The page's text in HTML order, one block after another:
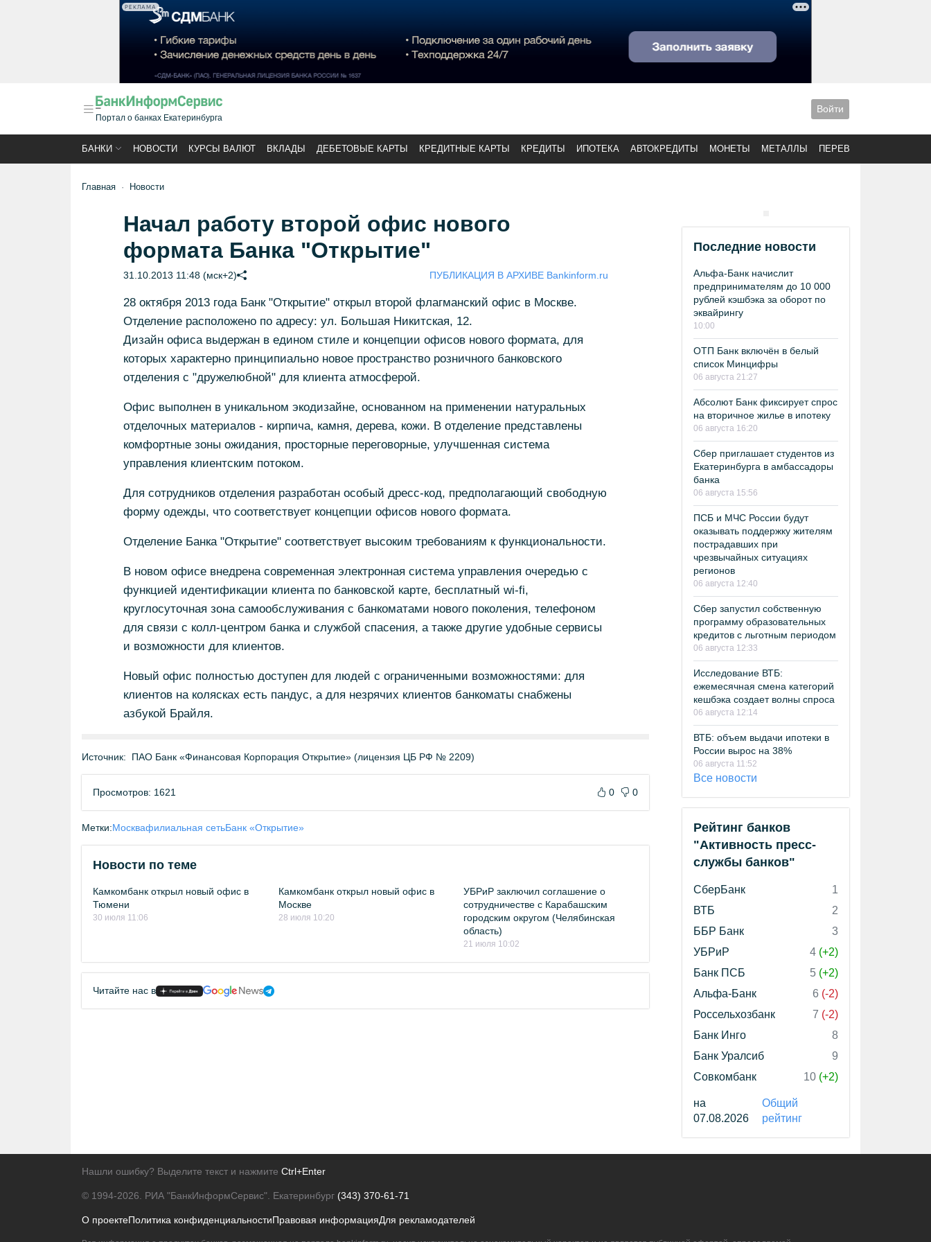
РЕКЛАМА
Портал о банках Екатеринбурга
Войти
БАНКИ НОВОСТИ КУРСЫ ВАЛЮТ ВКЛАДЫ ДЕБЕТОВЫЕ КАРТЫ КРЕДИТНЫЕ КАРТЫ КРЕДИТЫ ИПОТЕКА АВТОКРЕДИТЫ МОНЕТЫ МЕТАЛЛЫ ПЕРЕВОДЫ
Главная Новости
Начал работу второй офис нового
формата Банка "Открытие"
31.10.2013 11:48 (мск+2) ПУБЛИКАЦИЯ В АРХИВЕ Bankinform.ru
28 октября 2013 года Банк "Открытие" открыл второй флагманский офис в Москве.
Отделение расположено по адресу: ул. Большая Никитская, 12.
Дизайн офиса выдержан в едином стиле и концепции офисов нового формата, для
которых характерно принципиально новое пространство розничного банковского
отделения с "дружелюбной" для клиента атмосферой.
Офис выполнен в уникальном экодизайне, основанном на применении натуральных
отделочных материалов - кирпича, камня, дерева, кожи. В отделение представлены
комфортные зоны ожидания, просторные переговорные, улучшенная система
управления клиентским потоком.
Для сотрудников отделения разработан особый дресс-код, предполагающий свободную
форму одежды, что соответствует концепции офисов нового формата.
Отделение Банка "Открытие" соответствует высоким требованиям к функциональности.
В новом офисе внедрена современная электронная система управления очередью с
функцией идентификации клиента по банковской карте, бесплатный wi-fi,
круглосуточная зона самообслуживания с банкоматами нового поколения, телефоном
для связи с колл-центром банка и службой спасения, а также другие удобные сервисы
и возможности для клиентов.
Новый офис полностью доступен для людей с ограниченными возможностями: для
клиентов на колясках есть пандус, а для незрячих клиентов банкоматы снабжены
азбукой Брайля.
Источник: ПАО Банк «Финансовая Корпорация Открытие» (лицензия ЦБ РФ № 2209)
Просмотров: 1621 0 0
Метки:Москвафилиальная сетьБанк «Открытие»
Новости по теме
Камкомбанк открыл новый офис в
Тюмени
30 июля 11:06
Камкомбанк открыл новый офис в
Москве
28 июля 10:20
УБРиР заключил соглашение о
сотрудничестве с Карабашским
городским округом (Челябинская
область)
21 июля 10:02
Читайте нас в
Последние новости
Альфа-Банк начислит
предпринимателям до 10 000
рублей кэшбэка за оборот по
эквайрингу
10:00
ОТП Банк включён в белый
список Минцифры
06 августа 21:27
Абсолют Банк фиксирует спрос
на вторичное жилье в ипотеку
06 августа 16:20
Сбер приглашает студентов из
Екатеринбурга в амбассадоры
банка
06 августа 15:56
ПСБ и МЧС России будут
оказывать поддержку жителям
пострадавших при
чрезвычайных ситуациях
регионов
06 августа 12:40
Сбер запустил собственную
программу образовательных
кредитов с льготным периодом
06 августа 12:33
Исследование ВТБ:
ежемесячная смена категорий
кешбэка создает волны спроса
06 августа 12:14
ВТБ: объем выдачи ипотеки в
России вырос на 38%
06 августа 11:52
Все новости
Рейтинг банков
"Активность пресс-
службы банков"
СберБанк
1
ВТБ
2
ББР Банк
3
УБРиР
4 (+2)
Банк ПСБ
5 (+2)
Альфа-Банк
6 (-2)
Россельхозбанк
7 (-2)
Банк Инго
8
Банк Уралсиб
9
Совкомбанк
10 (+2)
на
07.08.2026
Общий
рейтинг
Нашли ошибку? Выделите текст и нажмите Ctrl+Enter
© 1994-2026. РИА "БанкИнформСервис". Екатеринбург (343) 370-61-71
О проектеПолитика конфиденциальностиПравовая информацияДля рекламодателей